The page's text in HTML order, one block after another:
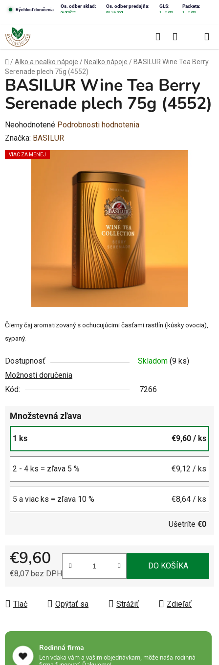
obsah
Rýchlosť doručenia
Os. odber sklad: Os. odber predajňa: GLS: Packeta:
okamžite do 24 hod. 1 - 2 dni 1 - 2 dni
Hľadať
KOŠÍK
Domov
/Alko a nealko nápoje / Nealko nápoje / BASILUR Wine Tea Berry
Serenade plech 75g (4552)
Čierny čaj aromatizovaný s ochucujúcimi časťami rastlín (kúsky ovocia),
sypaný.
Dostupnosť Skladom (9 ks)
Možnosti doručenia
Kód:
7266
Množstevná zľava
1 ks €9,60 / ks
2 - 4 ks = zľava 5 % €9,12 / ks
5 a viac ks = zľava 10 % €8,64 / ks
Ušetríte €0
€9,60
€8,07 bez DPH
DO KOŠÍKA
Tlač Opýtať sa Strážiť Zdieľať
BASILUR Wine Tea Berry
Serenade plech 75g (4552)
Priemerné
hodnotenie
produktu
Neohodnotené Podrobnosti hodnotenia
Značka: BASILUR
VIAC ZA MENEJ
❤️
Rodinná firma
Len vďaka vám a vašim objednávkam, môže naša rodinná